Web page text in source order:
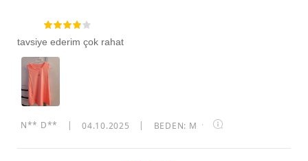
tavsiye ederim çok rahat
N** D** 04.10.2025 BEDEN: M ·